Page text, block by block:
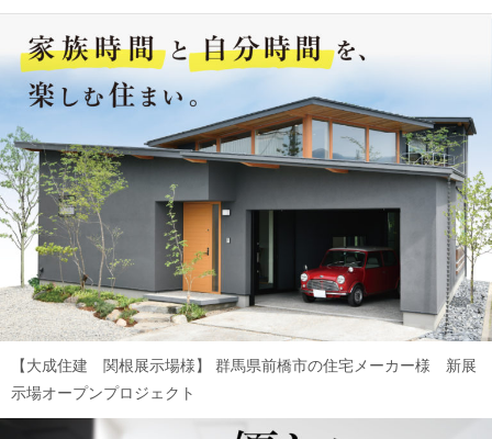
【大成住建 関根展示場様】
群馬県前橋市の住宅メーカー様 新展
示場オープンプロジェクト